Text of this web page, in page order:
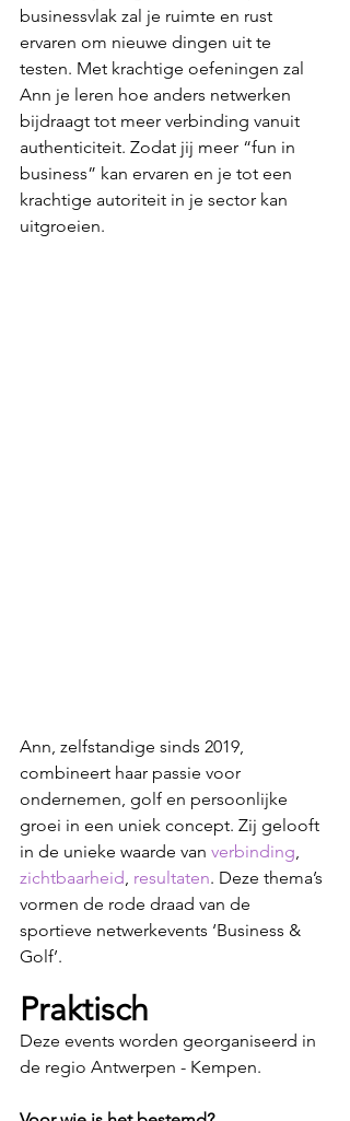
businessvlak zal je ruimte en rust
ervaren om nieuwe dingen uit te
testen. Met krachtige oefeningen zal
Ann je leren hoe anders netwerken
bijdraagt tot meer verbinding vanuit
authenticiteit. Zodat jij meer “fun in
business” kan ervaren en je tot een
krachtige autoriteit in je sector kan
uitgroeien.
Ann, zelfstandige sinds 2019,
combineert haar passie voor
ondernemen, golf en persoonlijke
groei in een uniek concept. Zij gelooft
in de unieke waarde van verbinding,
zichtbaarheid, resultaten. Deze thema’s
vormen de rode draad van de
sportieve netwerkevents ‘Business &
Golf’.
Praktisch
Deze events worden georganiseerd in
de regio Antwerpen - Kempen.